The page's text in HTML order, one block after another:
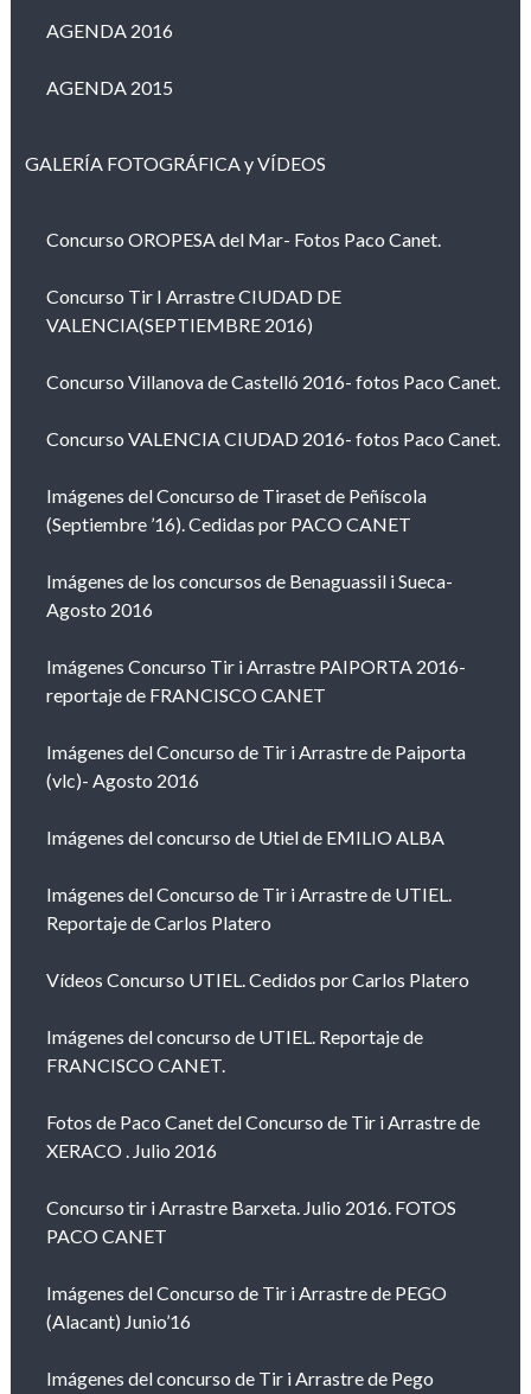
AGENDA 2016
AGENDA 2015
GALERÍA FOTOGRÁFICA y VÍDEOS
Concurso OROPESA del Mar- Fotos Paco Canet.
Concurso Tir I Arrastre CIUDAD DE
VALENCIA(SEPTIEMBRE 2016)
Concurso Villanova de Castelló 2016- fotos Paco Canet.
Concurso VALENCIA CIUDAD 2016- fotos Paco Canet.
Imágenes del Concurso de Tiraset de Peñíscola
(Septiembre ’16). Cedidas por PACO CANET
Imágenes de los concursos de Benaguassil i Sueca-
Agosto 2016
Imágenes Concurso Tir i Arrastre PAIPORTA 2016-
reportaje de FRANCISCO CANET
Imágenes del Concurso de Tir i Arrastre de Paiporta
(vlc)- Agosto 2016
Imágenes del concurso de Utiel de EMILIO ALBA
Imágenes del Concurso de Tir i Arrastre de UTIEL.
Reportaje de Carlos Platero
Vídeos Concurso UTIEL. Cedidos por Carlos Platero
Imágenes del concurso de UTIEL. Reportaje de
FRANCISCO CANET.
Fotos de Paco Canet del Concurso de Tir i Arrastre de
XERACO . Julio 2016
Concurso tir i Arrastre Barxeta. Julio 2016. FOTOS
PACO CANET
Imágenes del Concurso de Tir i Arrastre de PEGO
(Alacant) Junio’16
Imágenes del concurso de Tir i Arrastre de Pego